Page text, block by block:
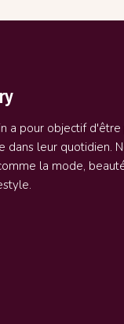
a pour objectif
dans leur quotidien.
la mode,